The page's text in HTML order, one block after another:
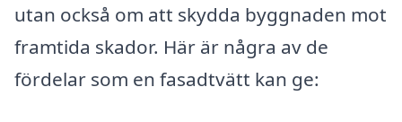
utan också om att skydda byggnaden mot
framtida skador. Här är några av de
fördelar som en fasadtvätt kan ge: